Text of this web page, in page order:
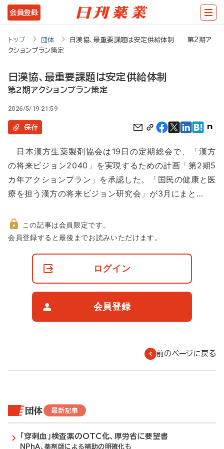
メ
イ
テ
ツ
に
動
会員登録
トップ 団体
日漢協、最重要課題は安定供給体制 第2期ア
クションプラン策定
日漢協、最重要課題は安定供給体制
第2期アクションプラン策定
2026/5/19 21:59
保存
日本漢方生薬製剤協会は19日の定期総会で、「漢方
の将来ビジョン2040」を実現するための計画「第2期5
カ年アクションプラン」を承認した。「国民の健康と医
療を担う漢方の将来ビジョン研究会」が3月にまと…
非
この記事は会員限定です。
会員登録すると最後までお読みいただけます。
ログイン
会員登録
前のページに戻る
団体 最新記事
「穿刺血」検査薬のOTC化、厚労省に要望書
NPhA、薬剤師による補助の明確化も